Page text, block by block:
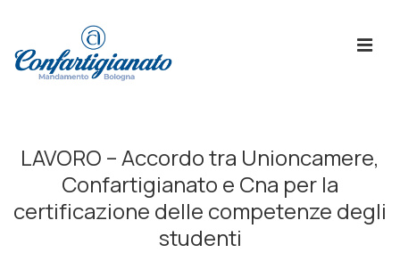
Principale
LAVORO – Accordo tra Unioncamere,
Confartigianato e Cna per la
certificazione delle competenze degli
studenti